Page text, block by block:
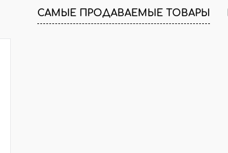
Размер:
САМЫЕ ПРОДАВАЕМЫЕ ТОВАРЫ